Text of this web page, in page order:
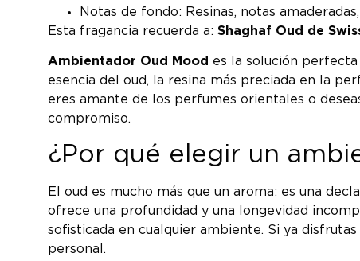
Notas de fondo: Resinas, notas
Esta fragancia recuerda a: Shaghaf Oud de
Ambientador Oud Mood es la solución
esencia del oud, la resina más preciada en la
eres amante de los perfumes orientales o
compromiso.
¿Por qué elegir un
El oud es mucho más que un aroma: es una
ofrece una profundidad y una longevidad
sofisticada en cualquier ambiente. Si ya disfrutas
personal.